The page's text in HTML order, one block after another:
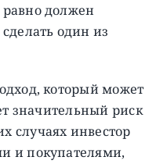
должен
один из
который может
значительный риск
случаях инвестор
и покупателями,